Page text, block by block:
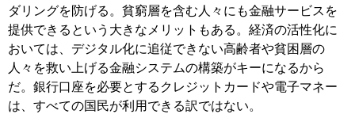
ダリングを防げる。貧窮層を含む人々にも金融サービスを
提供できるという大きなメリットもある。経済の活性化に
おいては、デジタル化に追従できない高齢者や貧困層の
人々を救い上げる金融システムの構築がキーになるから
だ。銀行口座を必要とするクレジットカードや電子マネー
は、すべての国民が利用できる訳ではない。